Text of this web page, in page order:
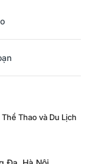
Thao và Du Lịch